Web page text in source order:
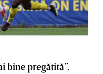
bine pregătită”.